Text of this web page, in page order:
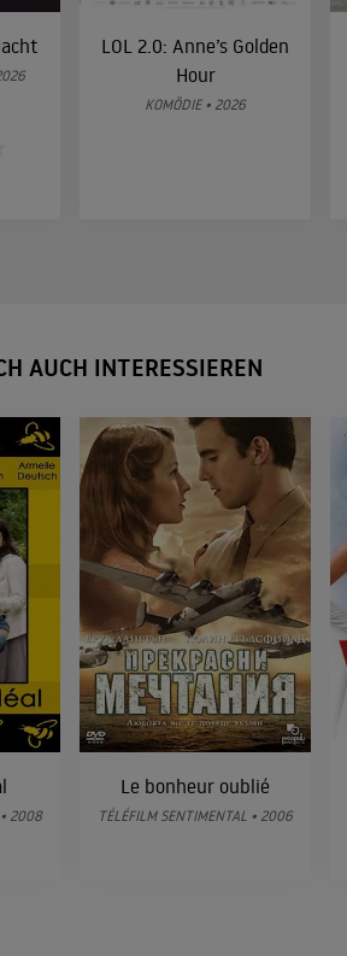
LOL 2.0: Anne’s Golden
Hour
KOMÖDIE • 2026
AUCH INTERESSIEREN
• 2008
Le bonheur oublié
TÉLÉFILM SENTIMENTAL • 2006